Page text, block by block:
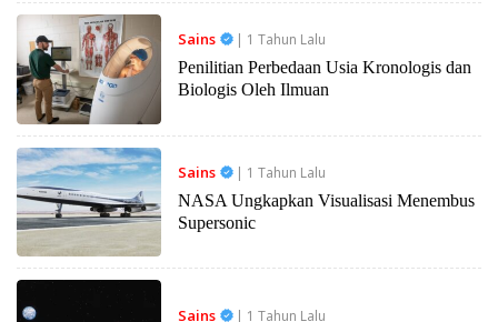
Sains
| 1 Tahun Lalu
Penilitian Perbedaan Usia Kronologis dan
Biologis Oleh Ilmuan
Sains
| 1 Tahun Lalu
NASA Ungkapkan Visualisasi Menembus
Supersonic
Sains | 1 Tahun Lalu